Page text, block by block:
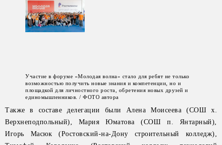
Участие в форуме «Молодая волна» стало для ребят не только
возможностью получить новые знания и компетенции, но и
площадкой для личностного роста, обретения новых друзей и
единомышленников. / ФОТО автора
Также в составе делегации были Алена Моисеева (СОШ х.
Верхнеподпольный), Мария Юматова (СОШ п. Янтарный),
Игорь Масюк (Ростовский-на-Дону строительный колледж),